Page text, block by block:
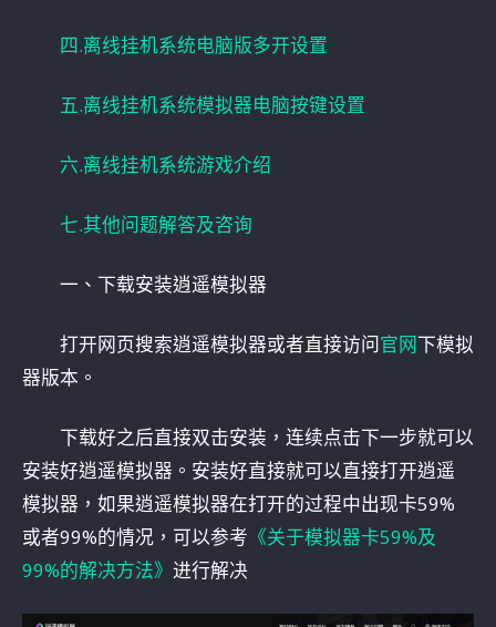
四.离线挂机系统电脑版多开设置
五.离线挂机系统模拟器电脑按键设置
六.离线挂机系统游戏介绍
七.其他问题解答及咨询
一、下载安装逍遥模拟器
打开网页搜索逍遥模拟器或者直接访问官网下模拟
器版本。
下载好之后直接双击安装，连续点击下一步就可以
安装好逍遥模拟器。安装好直接就可以直接打开逍遥
模拟器，如果逍遥模拟器在打开的过程中出现卡59%
或者99%的情况，可以参考 《关于模拟器卡59%及
99%的解决方法》进行解决